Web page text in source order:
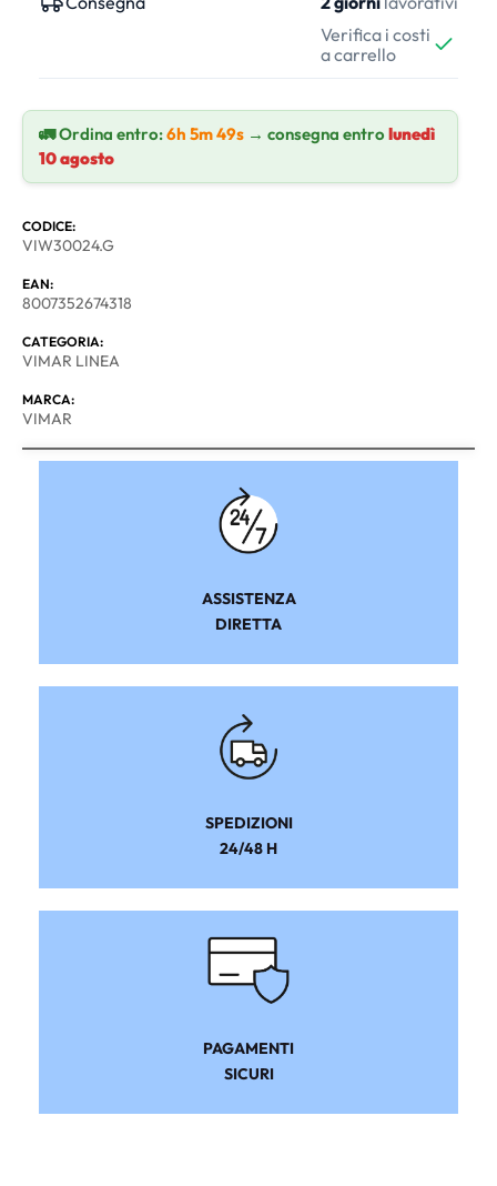
Verifica i costi
a carrello
🚛 Ordina entro:6h 5m 48s→ consegna entrolunedì
10 agosto
CODICE:
VIW30024.G
EAN:
8007352674318
CATEGORIA:
VIMAR LINEA
MARCA:
VIMAR
ASSISTENZA
DIRETTA
SPEDIZIONI
24/48 H
PAGAMENTI
SICURI